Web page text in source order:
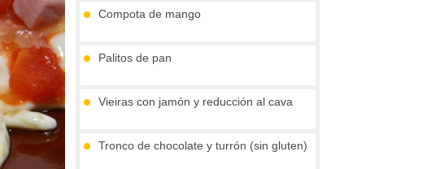
Compota de mango
Palitos de pan
Vieiras con jamón y reducción al cava
Tronco de chocolate y turrón (sin gluten)